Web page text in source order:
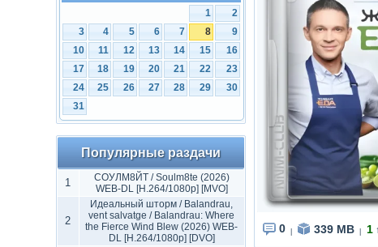
1
2
3
4 5 6 7 8
9
10
11 12 13 14 15
16
17
18 19 20 21 22
23
24
25 26 27 28 29
30
31
Популярные раздачи
1
СОУЛМ8ЙТ / Soulm8te (2026)
WEB-DL [H.264/1080p] [MVO]
2
Идеальный шторм / Balandrau,
vent salvatge / Balandrau: Where
the Fierce Wind Blew (2026) WEB-
DL [H.264/1080p] [DVO]
0 339 MB 1